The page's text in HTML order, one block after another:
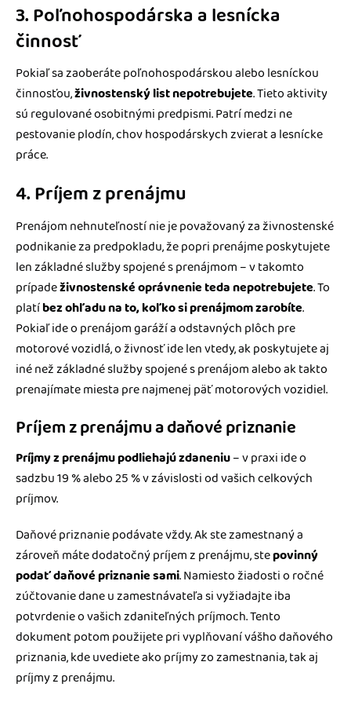
3. Poľnohospodárska a lesnícka
činnosť
Pokiaľ sa zaoberáte poľnohospodárskou alebo lesníckou
činnosťou,živnostenský list nepotrebujete. Tieto aktivity
sú regulované osobitnými predpismi. Patrí medzi ne
pestovanie plodín, chov hospodárskych zvierat a lesnícke
práce.
4. Príjem z prenájmu
Prenájom nehnuteľností nie je považovaný za živnostenské
podnikanie za predpokladu, že popri prenájme poskytujete
len základné služby spojené s prenájmom – v takomto
prípadeživnostenské oprávnenie teda nepotrebujete. To
platíbez ohľadu na to, koľko si prenájmom zarobíte.
Pokiaľ ide o prenájom garáží a odstavných plôch pre
motorové vozidlá, o živnosť ide len vtedy, ak poskytujete aj
iné než základné služby spojené s prenájom alebo ak takto
prenajímate miesta pre najmenej päť motorových vozidiel.
Príjem z prenájmu a daňové priznanie
Príjmy z prenájmu podliehajú zdaneniu– v praxi ide o
sadzbu 19 % alebo 25 % v závislosti od vašich celkových
príjmov.
Daňové priznanie podávate vždy. Ak ste zamestnaný a
zároveň máte dodatočný príjem z prenájmu, stepovinný
podať daňové priznanie sami. Namiesto žiadosti o ročné
zúčtovanie dane u zamestnávateľa si vyžiadajte iba
potvrdenie o vašich zdaniteľných príjmoch. Tento
dokument potom použijete pri vyplňovaní vášho daňového
priznania, kde uvediete ako príjmy zo zamestnania, tak aj
príjmy z prenájmu.